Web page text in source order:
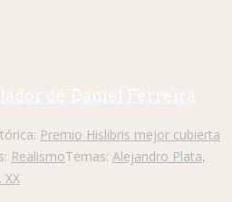
de Daniel Ferreira
Premio Hislibris mejor cubierta
RealismoTemas: Alejandro Plata,
XX